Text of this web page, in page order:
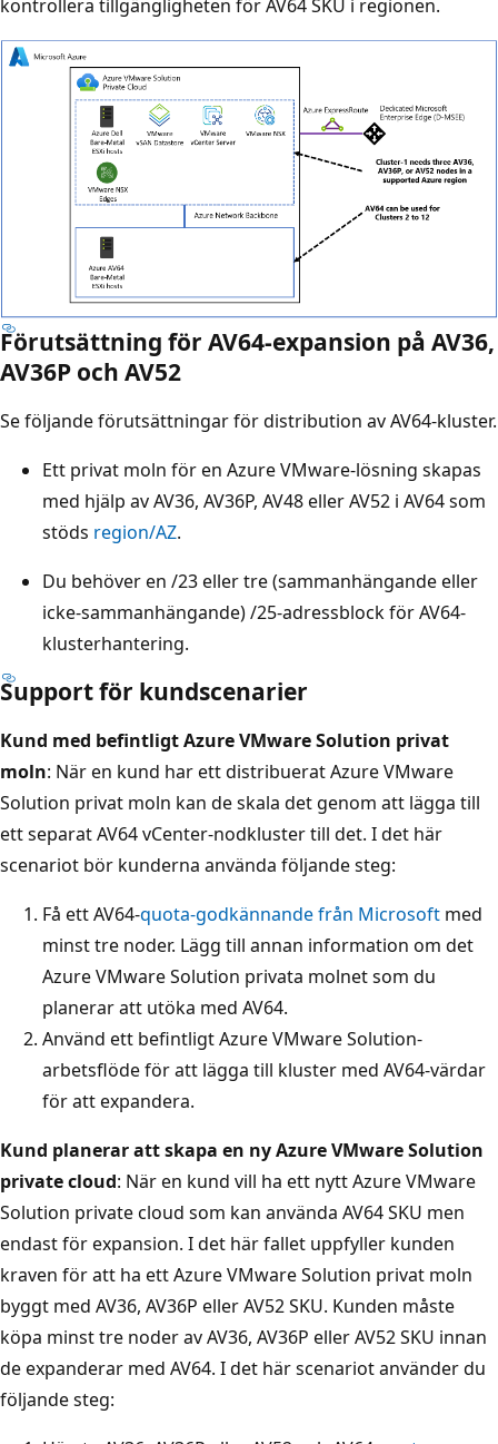
kontrollera tillgängligheten för AV64 SKU i regionen.
Förutsättning för AV64-expansion på AV36,
AV36P och AV52
Se följande förutsättningar för distribution av AV64-kluster.
Ett privat moln för en Azure VMware-lösning skapas
med hjälp av AV36, AV36P, AV48 eller AV52 i AV64 som
stöds region/AZ.
Du behöver en /23 eller tre (sammanhängande eller
icke-sammanhängande) /25-adressblock för AV64-
klusterhantering.
Support för kundscenarier
Kund med befintligt Azure VMware Solution privat
moln: När en kund har ett distribuerat Azure VMware
Solution privat moln kan de skala det genom att lägga till
ett separat AV64 vCenter-nodkluster till det. I det här
scenariot bör kunderna använda följande steg:
Få ett AV64-quota-godkännande från Microsoft med
minst tre noder. Lägg till annan information om det
Azure VMware Solution privata molnet som du
planerar att utöka med AV64.
Använd ett befintligt Azure VMware Solution-
arbetsflöde för att lägga till kluster med AV64-värdar
för att expandera.
Kund planerar att skapa en ny Azure VMware Solution
private cloud: När en kund vill ha ett nytt Azure VMware
Solution private cloud som kan använda AV64 SKU men
endast för expansion. I det här fallet uppfyller kunden
kraven för att ha ett Azure VMware Solution privat moln
byggt med AV36, AV36P eller AV52 SKU. Kunden måste
köpa minst tre noder av AV36, AV36P eller AV52 SKU innan
de expanderar med AV64. I det här scenariot använder du
följande steg: